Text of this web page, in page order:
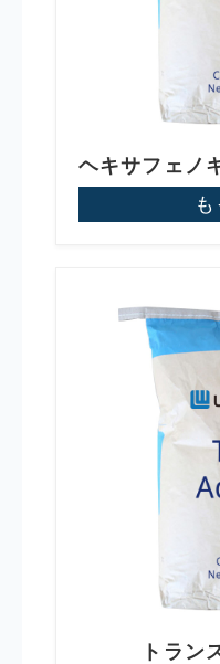
ヘキサフェノ
トラン